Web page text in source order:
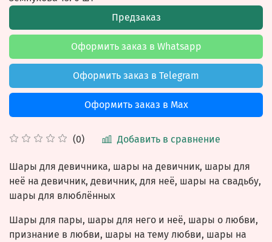
(0) Добавить в сравнение
Предзаказ
Оформить заказ в Whatsapp
Оформить заказ в Telegram
Оформить заказ в Max
Шары для девичника, шары на девичник, шары для
неё на девичник, девичник, для неё, шары на свадьбу,
шары для влюблённых
Шары для пары, шары для него и неё, шары о любви,
признание в любви, шары на тему любви, шары на